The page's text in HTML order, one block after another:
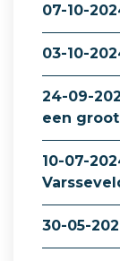
07-10-
03-10-
24-09-
een
10-07-
30-05-